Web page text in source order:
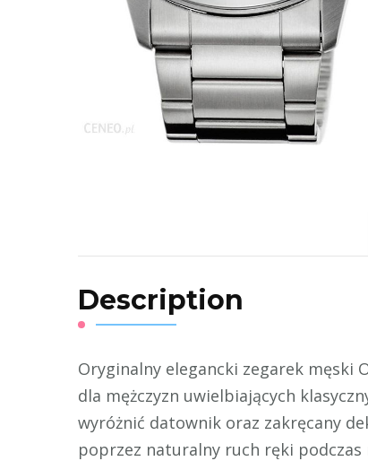
Description
Oryginalny elegancki zegarek męski
dla mężczyzn uwielbiających
wyróżnić datownik oraz zakręcany
poprzez naturalny ruch ręki